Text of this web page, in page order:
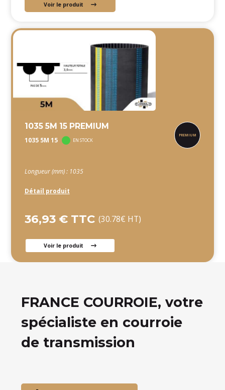
Voir le produit
1035 5M 15 PREMIUM
1035 5M 15 EN STOCK
Longueur (mm) : 1035
Détail produit
36,93 € TTC (30.78€ HT)
Voir le produit
FRANCE COURROIE, votre
spécialiste en courroie
de transmission